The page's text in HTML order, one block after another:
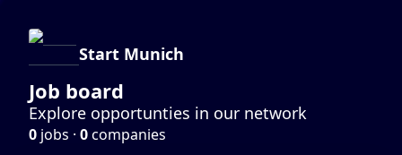
Start Munich
Job board
Explore opportunties in our network
0 jobs · 0companies